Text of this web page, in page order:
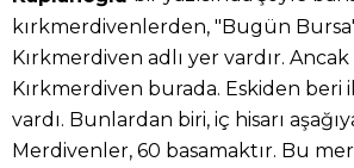
kırkmerdivenlerden, "Bugün
Kırkmerdiven adlı yer vardır. Ancak
Kırkmerdiven burada. Eskiden beri
vardı. Bunlardan biri, iç hisarı
Merdivenler, 60 basamaktır. Bu